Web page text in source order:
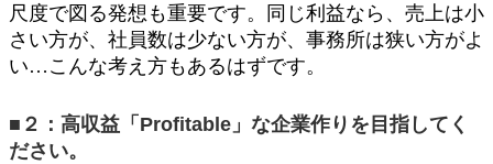
尺度で図る発想も重要です。同じ利益なら、売上は小
さい方が、社員数は少ない方が、事務所は狭い方がよ
い…こんな考え方もあるはずです。
■２：高収益「Profitable」な企業作りを目指してく
ださい。